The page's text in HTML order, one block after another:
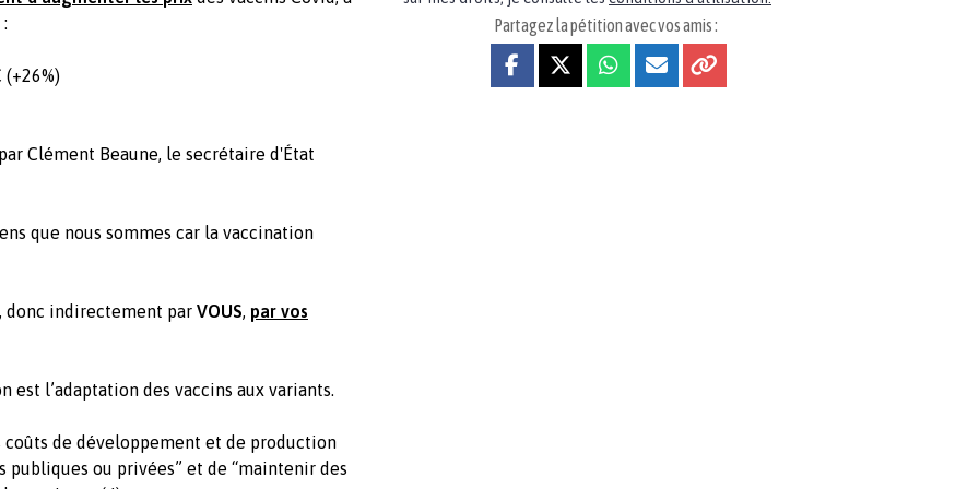
(+26%)
Clément Beaune, le secrétaire d'État
que nous sommes car la vaccination
donc indirectement par VOUS, par vos
l’adaptation des vaccins aux variants.
coûts de développement et de production
publiques ou privées” et de “maintenir des
Partagez la pétition avec vos amis :